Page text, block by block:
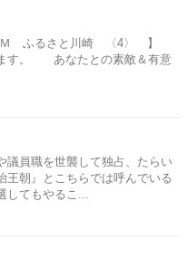
ふるさと川崎 〈4〉 】
ます。 あなたとの素敵＆有意
員職を世襲して独占、たらい
王朝』とこちらでは呼んでいる
してもやるこ...